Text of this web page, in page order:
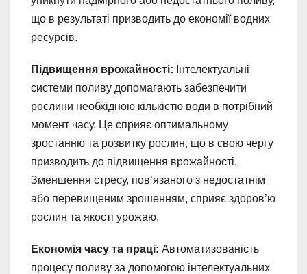
що в результаті призводить до економії водних
ресурсів.
Підвищення врожайності: Інтелектуальні
системи поливу допомагають забезпечити
рослини необхідною кількістю води в потрібний
момент часу. Це сприяє оптимальному
зростанню та розвитку рослин, що в свою чергу
призводить до підвищення врожайності.
Зменшення стресу, пов’язаного з недостатнім
або перевищеним зрошенням, сприяє здоров’ю
рослин та якості урожаю.
Економія часу та праці: Автоматизованість
процесу поливу за допомогою інтелектуальних